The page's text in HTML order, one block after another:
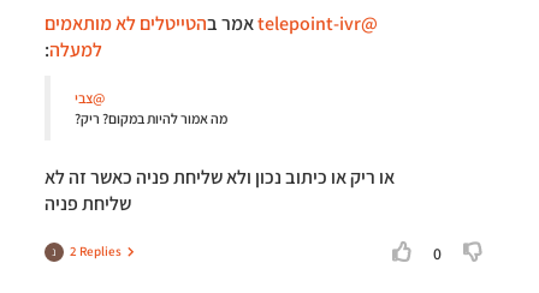
@telepoint-ivr אמר בהטייטלים לא מותאמים
למעלה:
@צבי
מה אמור להיות במקום? ריק?
או ריק או כיתוב נכון ולא שליחת פניה כאשר זה לא
שליחת פניה
נ 2 Replies 0